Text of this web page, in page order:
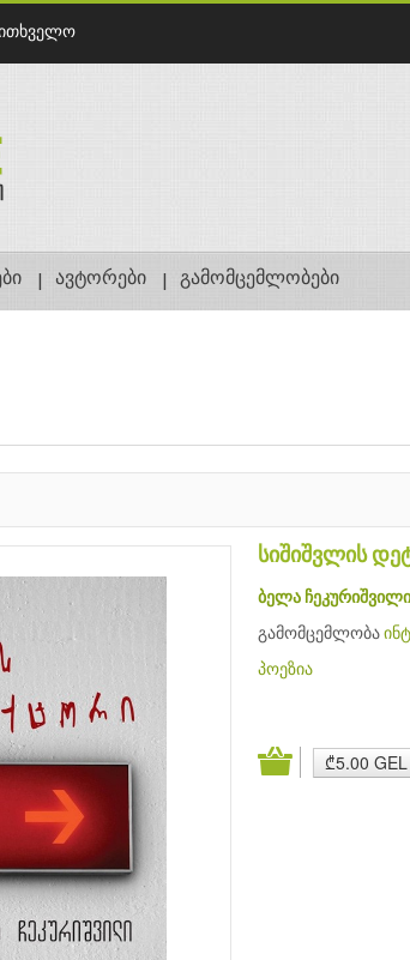
ავტორები გამომცემლობები
სიშიშვლის
ბელა ჩეკურიშვილი
გამომცემლობა
პოეზია
₾5.00 GEL